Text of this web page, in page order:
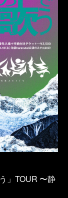
」TOUR 〜静